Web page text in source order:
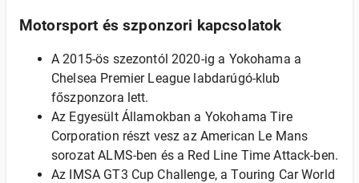
Motorsport és szponzori kapcsolatok
A 2015-ös szezontól 2020-ig a Yokohama a
Chelsea Premier League labdarúgó-klub
főszponzora lett.
Az Egyesült Államokban a Yokohama Tire
Corporation részt vesz az American Le Mans
sorozat ALMS-ben és a Red Line Time Attack-ben.
Az IMSA GT3 Cup Challenge, a Touring Car World